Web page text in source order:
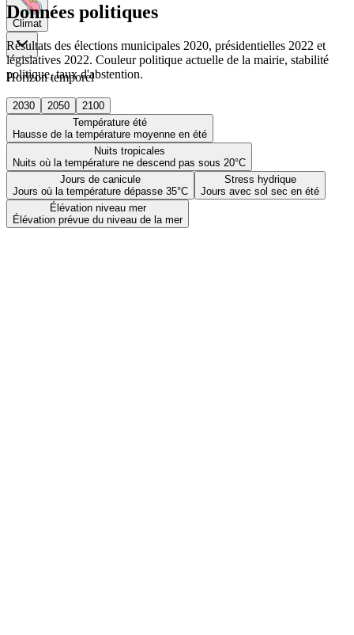
Climat
Horizon temporel
2030 2050
2100
Température été
Hausse de la température moyenne en été
Nuits tropicales
Nuits où la température ne descend pas sous 20°C
Jours de canicule
Jours où la température dépasse 35°C
Stress hydrique
Jours avec sol sec en été
Élévation niveau mer
Élévation prévue du niveau de la mer
Données politiques
Résultats des élections municipales 2020, présidentielles 2022 et
législatives 2022. Couleur politique actuelle de la mairie, stabilité
politique, taux d'abstention.